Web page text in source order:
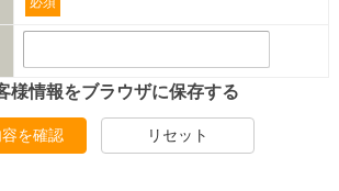
様情報をブラウザに保存する
容を確認 リセット